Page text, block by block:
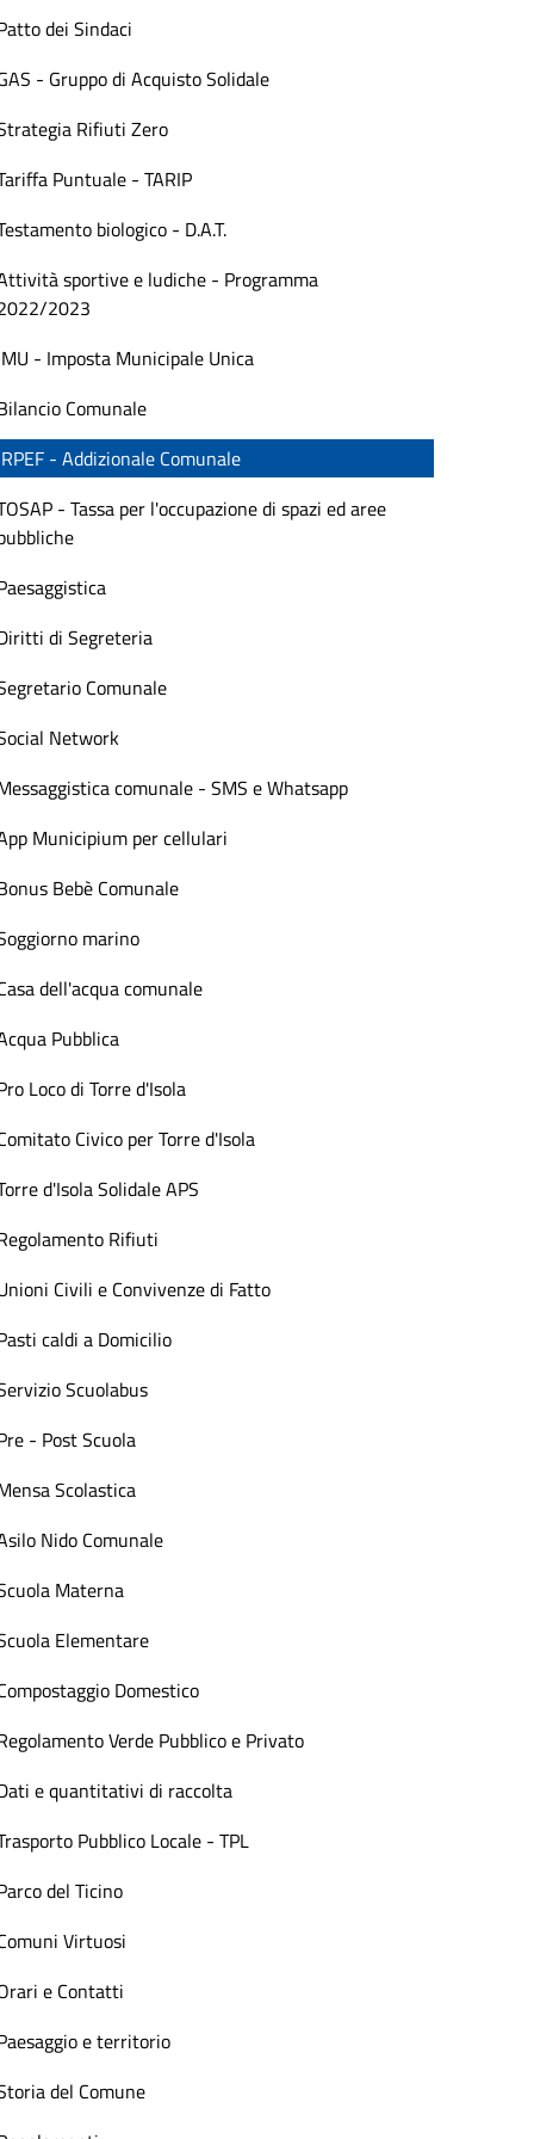
dei Sindaci
- Gruppo di Acquisto Solidale
Rifiuti Zero
Puntuale - TARIP
biologico - D.A.T.
sportive e ludiche - Programma
2023
- Imposta Municipale Unica
Comunale
- Addizionale Comunale
- Tassa per l'occupazione di spazi ed aree
di Segreteria
Comunale
Network
comunale - SMS e Whatsapp
Municipium per cellulari
Bebè Comunale
marino
dell'acqua comunale
Pubblica
Loco di Torre d'Isola
Civico per Torre d'Isola
d'Isola Solidale APS
Rifiuti
Civili e Convivenze di Fatto
caldi a Domicilio
Scuolabus
- Post Scuola
Scolastica
Nido Comunale
Materna
Elementare
Domestico
Verde Pubblico e Privato
e quantitativi di raccolta
Pubblico Locale - TPL
del Ticino
Virtuosi
e Contatti
e territorio
del Comune